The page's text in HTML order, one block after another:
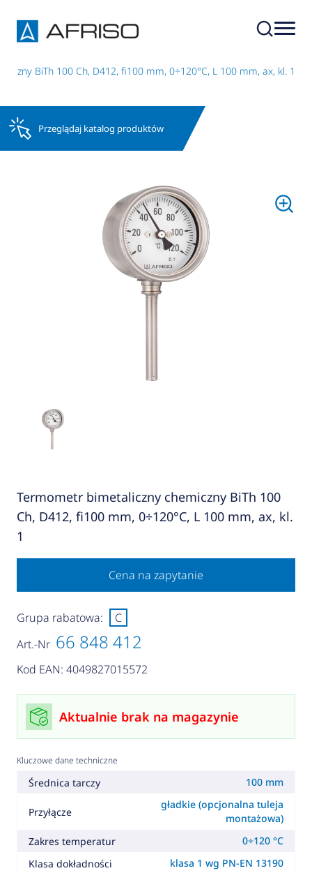
BiTh 100 Ch, D412, fi100 mm, 0÷120°C, L 100 mm, ax, kl. 1
Przeglądaj katalog produktów
Termometr bimetaliczny chemiczny BiTh 100
Ch, D412, fi100 mm, 0÷120°C, L 100 mm, ax, kl.
1
Cena na zapytanie
Art.-Nr 66 848 412
Kod EAN: 4049827015572
Grupa rabatowa: C
Aktualnie brak na magazynie
Kluczowe dane techniczne
Średnica tarczy 100 mm
Przyłącze
gładkie (opcjonalna tuleja
montażowa)
Zakres temperatur
0÷120 °C
Klasa dokładności
klasa 1 wg PN-EN 13190